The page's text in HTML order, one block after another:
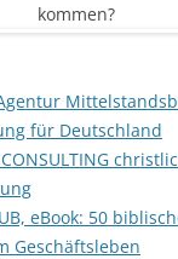
kommen?
für Deutschland
eBook: 50
Geschäftsleben